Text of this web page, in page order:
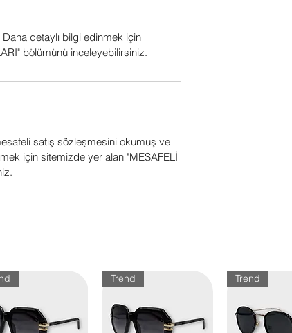
detaylı bilgi edinmek için
bölümünü inceleyebilirsiniz.
satış sözleşmesini okumuş ve
için sitemizde yer alan "MESAFELİ
Trend Trend